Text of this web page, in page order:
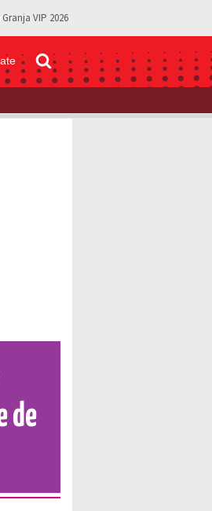
VIP 2026
helicóptero en Río de Janeiro
de